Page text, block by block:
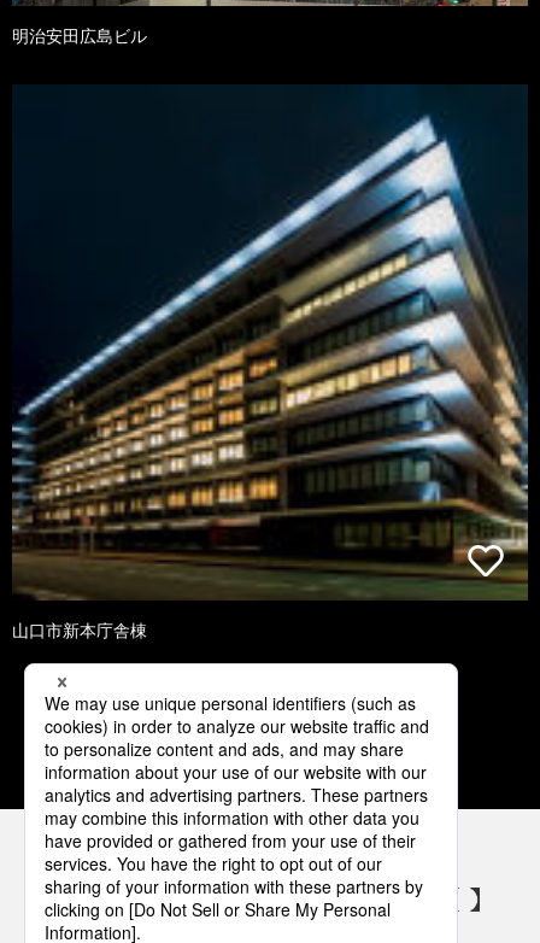
明治安田広島ビル
山口市新本庁舎棟
1 2 3 4 5
パナソニックの電気設備 SNSアカウント